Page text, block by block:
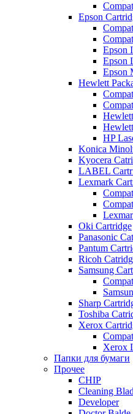
Epson
Epson
Epson
Epson
Hewlett
HP
Konica
Kyocera
LABEL
Lexmark
Oki Cartridge
Panasonic
Pantum
Ricoh
Samsung
Sharp
Toshiba
Xerox
Xerox
Папки для бумаги
Прочее
CHIP
Cleaning
Developer